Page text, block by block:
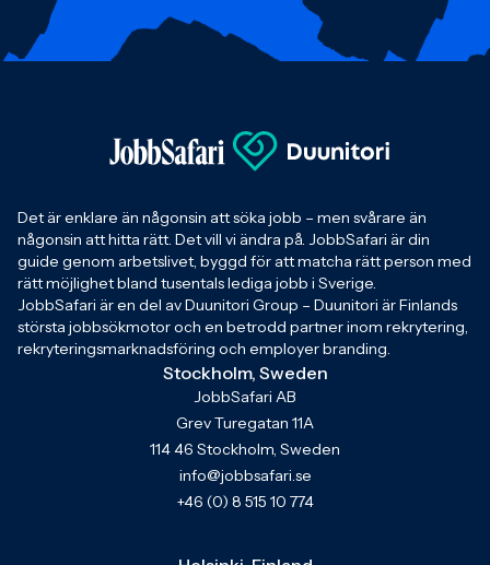
Det är enklare än någonsin att söka jobb – men svårare än
någonsin att hitta rätt. Det vill vi ändra på. JobbSafari är din
guide genom arbetslivet, byggd för att matcha rätt person med
rätt möjlighet bland tusentals lediga jobb i Sverige.
JobbSafari är en del av Duunitori Group – Duunitori är Finlands
största jobbsökmotor och en betrodd partner inom rekrytering,
rekryteringsmarknadsföring och employer branding.
Stockholm, Sweden
JobbSafari AB
Grev Turegatan 11A
114 46 Stockholm, Sweden
info@jobbsafari.se
+46 (0) 8 515 10 774